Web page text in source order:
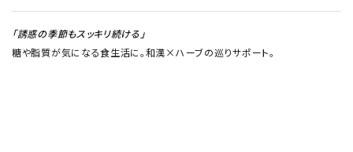
「誘惑の季節もスッキリ続ける 」
糖や脂質が気になる食生活に。和漢×ハーブの巡りサポート。